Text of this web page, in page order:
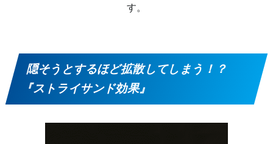
す。
隠そうとするほど拡散してしまう！？
『ストライサンド効果』